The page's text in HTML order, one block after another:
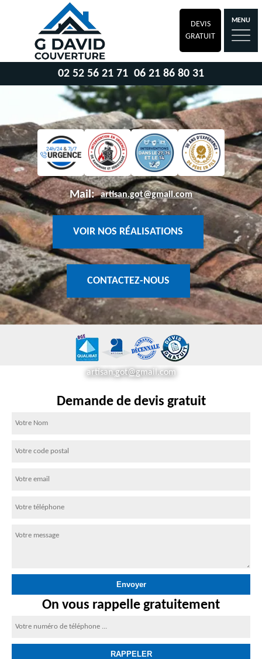
DEVIS
GRATUIT
MENU
02 52 56 21 71 06 21 86 80 31
Mail: artisan.got@gmail.com
VOIR NOS RÉALISATIONS
CONTACTEZ-NOUS
artisan.got@gmail.com
Demande de devis gratuit
On vous rappelle gratuitement